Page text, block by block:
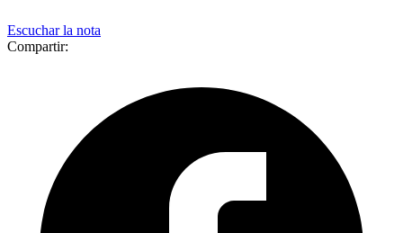
Escuchar la nota
Compartir: